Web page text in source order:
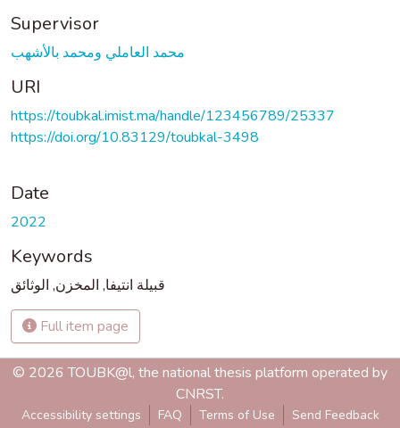
Supervisor
محمد العاملي ومحمد بالأشهب
URI
https://toubkal.imist.ma/handle/123456789/25337
https://doi.org/10.83129/toubkal-3498
Date
2022
Keywords
قبيلة انتيفا, المخزن, الوثائق
Full item page
© 2026 TOUBK@l, the national thesis platform operated by
CNRST.
Accessibility settings FAQ Terms of Use Send Feedback